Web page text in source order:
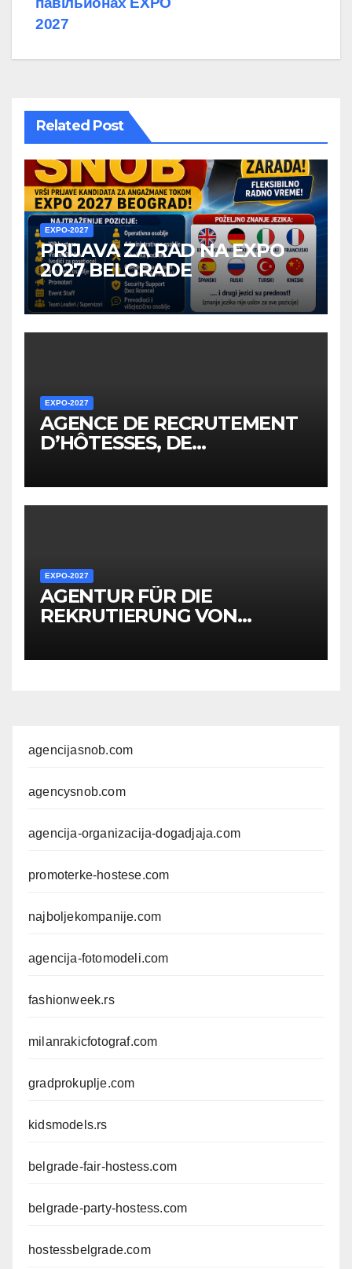
2027
Related Post
EXPO-2027
PRIJAVA ZA RAD NA EXPO
2027 BELGRADE
EXPO-2027
AGENCE DE RECRUTEMENT
D’HÔTESSES, DE
PROMOTEURS ET D’AUTRES
EMPLOYÉS POUR LES
EXPO-2027
AGENTUR FÜR DIE
REKRUTIERUNG VON
PROMOTERN UND
agencijasnob.com
agencysnob.com
agencija-organizacija-dogadjaja.com
promoterke-hostese.com
najboljekompanije.com
agencija-fotomodeli.com
fashionweek.rs
milanrakicfotograf.com
gradprokuplje.com
kidsmodels.rs
belgrade-fair-hostess.com
belgrade-party-hostess.com
hostessbelgrade.com